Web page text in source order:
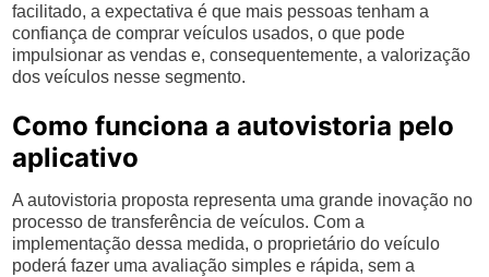
facilitado, a expectativa é que mais pessoas tenham a
confiança de comprar veículos usados, o que pode
impulsionar as vendas e, consequentemente, a valorização
dos veículos nesse segmento.
Como funciona a autovistoria pelo
aplicativo
A autovistoria proposta representa uma grande inovação no
processo de transferência de veículos. Com a
implementação dessa medida, o proprietário do veículo
poderá fazer uma avaliação simples e rápida, sem a